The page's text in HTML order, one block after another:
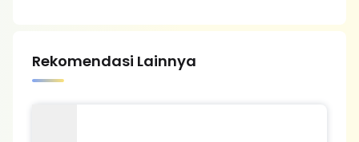
Rekomendasi Lainnya